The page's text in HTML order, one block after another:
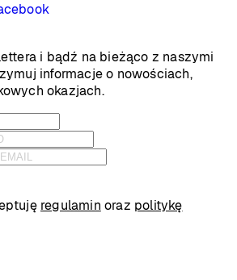
i bądź na bieżąco z naszymi
informacje o nowościach,
okazjach.
regulamin oraz politykę